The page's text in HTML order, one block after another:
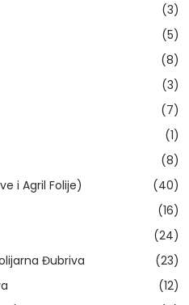
(3)
(5)
(8)
(3)
(7)
(1)
(8)
i Agril Folije)
(40)
(16)
(24)
Đubriva
(23)
(12)